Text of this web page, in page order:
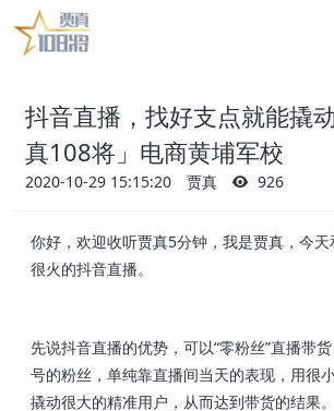
抖音直播，找好支点就能撬
真108将」电商黄埔军校
2020-10-29 15:15:20 贾真 926
你好，欢迎收听贾真5分钟，我是贾真，今
很火的抖音直播。
先说抖音直播的优势，可以“零粉丝”直播带
号的粉丝，单纯靠直播间当天的表现，用很
撬动很大的精准用户，从而达到带货的结果。